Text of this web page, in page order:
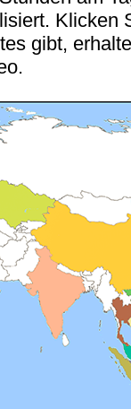
Klicken
gibt,